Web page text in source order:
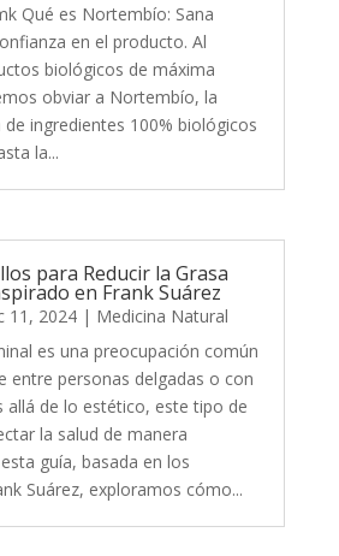
Qué es Nortembío: Sana
en el producto. Al
biológicos de máxima
obviar a Nortembío, la
ingredientes 100% biológicos
la...
para Reducir la Grasa
en Frank Suárez
11, 2024| Medicina Natural
es una preocupación común
entre personas delgadas o con
allá de lo estético, este tipo de
la salud de manera
guía, basada en los
Suárez, exploramos cómo...